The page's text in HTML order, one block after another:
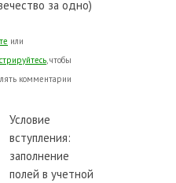
за одно)
или
, чтобы
комментарии
Условие
вступления:
заполнение
полей в учетной